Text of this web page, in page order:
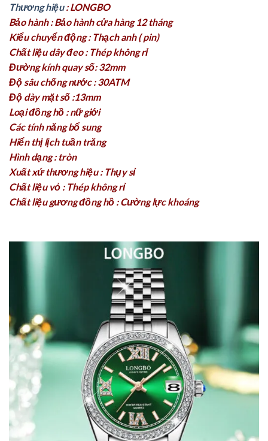
Thương hiệu: LONGBO
Bảo hành : Bảo hành cửa hàng 12 tháng
Kiểu chuyển động : Thạch anh ( pin)
Chất liệu dây đeo : Thép không rỉ
Đường kính quay số: 32mm
Độ sâu chống nước : 30ATM
Độ dày mặt số :13mm
Loại đồng hồ : nữ giới
Các tính năng bổ sung
Hiển thị lịch tuần trăng
Hình dạng : tròn
Xuất xứ thương hiệu : Thụy sỉ
Chất liệu vỏ : Thép không rỉ
Chất liệu gương đồng hồ : Cường lực khoáng